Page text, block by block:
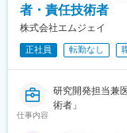
者・責任技術者
株式会社エムジェイ
正社員 転勤なし
仕事内容
研究開発担当兼
術者」